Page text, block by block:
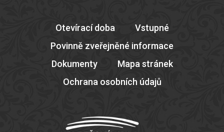
Otevírací doba
Vstupné
Povinně zveřejněné informace
Dokumenty
Mapa stránek
Ochrana osobních údajů